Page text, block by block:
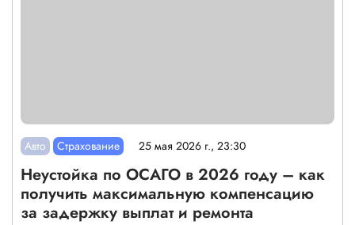
Авто Страхование 25 мая 2026 г., 23:30
Неустойка по ОСАГО в 2026 году – как
получить максимальную компенсацию
за задержку выплат и ремонта